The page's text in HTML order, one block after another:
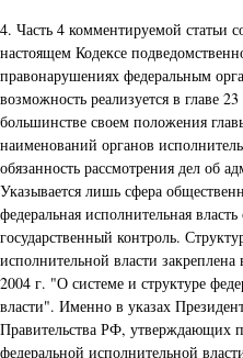
4. Часть 4 комментируемой статьи
настоящем Кодексе
правонарушениях федеральным
возможность реализуется в главе
большинстве своем положения
наименований органов
обязанность рассмотрения дел об
Указывается лишь сфера
федеральная исполнительная
государственный контроль.
исполнительной власти
2004 г. "О системе и структуре
власти". Именно в указах
Правительства РФ, утверждающих
федеральной исполнительной